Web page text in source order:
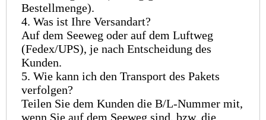
Bestellmenge).
4. Was ist Ihre Versandart?
Auf dem Seeweg oder auf dem Luftweg
(Fedex/UPS), je nach Entscheidung des
Kunden.
5. Wie kann ich den Transport des Pakets
verfolgen?
Teilen Sie dem Kunden die B/L-Nummer mit,
wenn Sie auf dem Seeweg sind, bzw. die